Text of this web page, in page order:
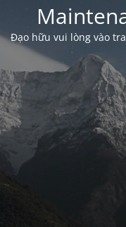
Đạo hữu vui lòng vào